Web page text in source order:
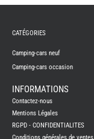
CAMPING-
NEUFS
CAMPING-
CAMPING-
BENIMAR
CAMPING-
CATÉGORIES
Camping-cars neuf
Camping-cars occasion
INFORMATIONS
Contactez-nous
Mentions Légales
RGPD - CONFIDENTIALITES
Conditions générales de ventes